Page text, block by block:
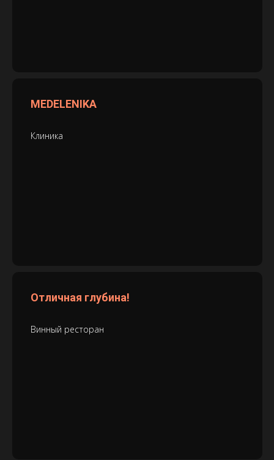
MEDELENIKA
Клиника
Отличная глубина!
Винный ресторан